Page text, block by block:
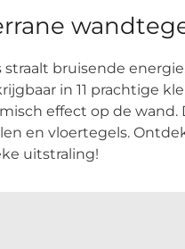
straalt bruisende
in 11 prachtige
effect op de
en vloertegels.
uitstraling!